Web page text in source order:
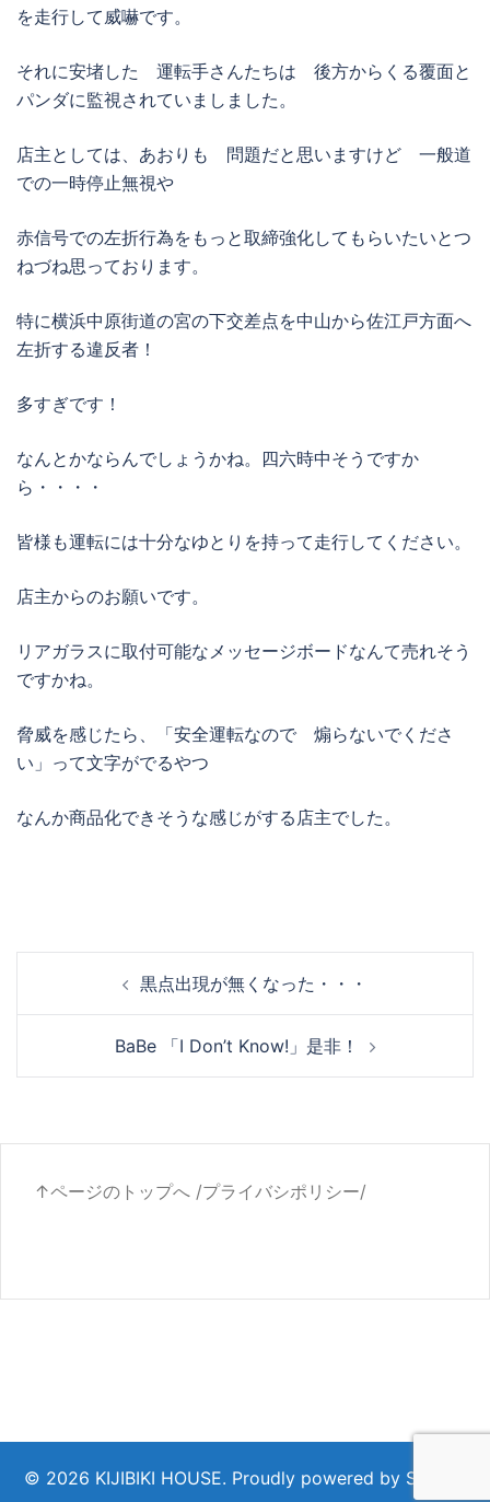
を走行して威嚇です。
それに安堵した 運転手さんたちは 後方からくる覆面と
パンダに監視されていましました。
店主としては、あおりも 問題だと思いますけど 一般道
での一時停止無視や
赤信号での左折行為をもっと取締強化してもらいたいとつ
ねづね思っております。
特に横浜中原街道の宮の下交差点を中山から佐江戸方面へ
左折する違反者！
多すぎです！
なんとかならんでしょうかね。四六時中そうですか
ら・・・・
皆様も運転には十分なゆとりを持って走行してください。
店主からのお願いです。
リアガラスに取付可能なメッセージボードなんて売れそう
ですかね。
脅威を感じたら、「安全運転なので 煽らないでくださ
い」って文字がでるやつ
なんか商品化できそうな感じがする店主でした。
ゲ
シ
ョ
黒点出現が無くなった・・・
BaBe 「I Don’t Know!」是非！
↑ページのトップへ /プライバシポリシー/
© 2026 KIJIBIKI HOUSE. Proudly powered by Sydney